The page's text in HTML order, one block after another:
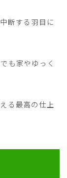
断する羽目に
も家やゆっく
る最高の仕上